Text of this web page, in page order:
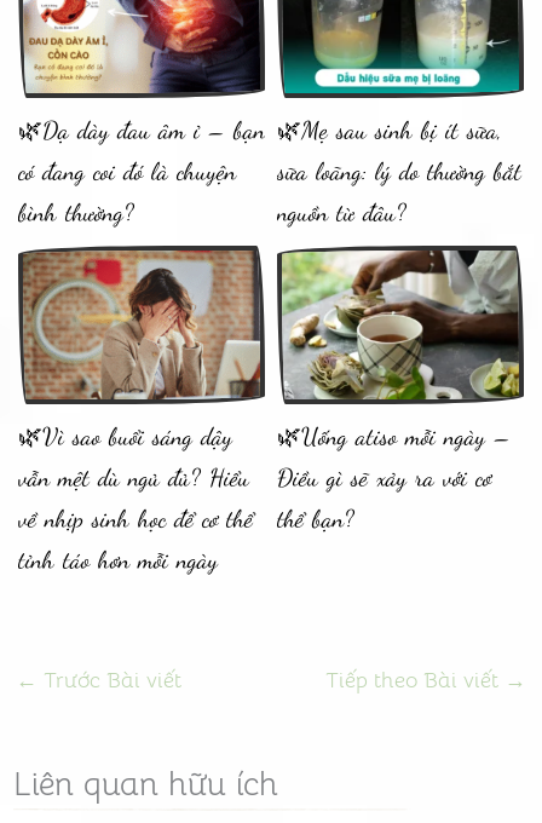
🌿Dạ dày đau âm ỉ – bạn
có đang coi đó là chuyện
bình thường?
🌿Mẹ sau sinh bị ít sữa,
sữa loãng: lý do thường bắt
nguồn từ đâu?
🌿Vì sao buổi sáng dậy
vẫn mệt dù ngủ đủ? Hiểu
về nhịp sinh học để cơ thể
tỉnh táo hơn mỗi ngày
🌿Uống atiso mỗi ngày –
Điều gì sẽ xảy ra với cơ
thể bạn?
← Trước Bài viết Tiếp theo Bài viết →
Liên quan hữu ích